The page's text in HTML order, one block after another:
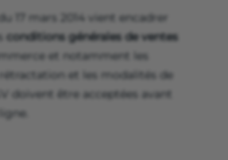
du 17 mars 2014 vient encadrer
conditions générales de ventes
et notamment les
rétractation et les modalités de
doivent être acceptées avant